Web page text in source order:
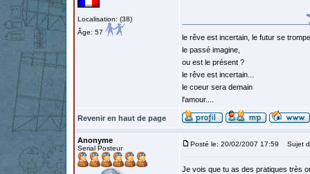
Localisation: (38)
Âge: 57
le rêve est incertain, le futur se trompe
le passé imagine,
ou est le présent ?
le rêve est incertain...
le coeur sera demain
l'amour....
Revenir en haut de page
Anonyme
Serial Posteur
Posté le: 20/02/2007 17:59 Sujet
Je vois que tu as des pratiques très